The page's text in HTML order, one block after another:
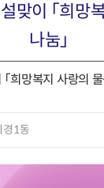
맞이 「희망
나눔」
희망복지 사랑의 물
경1동